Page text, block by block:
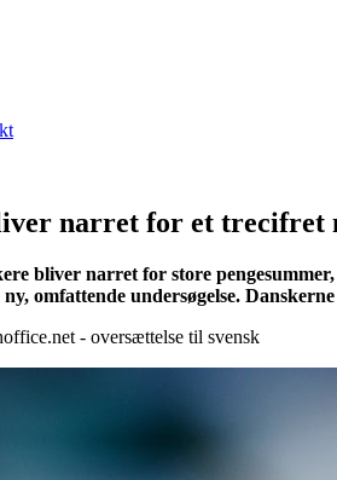
narret for et trecifret
bliver narret for store
ny, omfattende undersøgelse.